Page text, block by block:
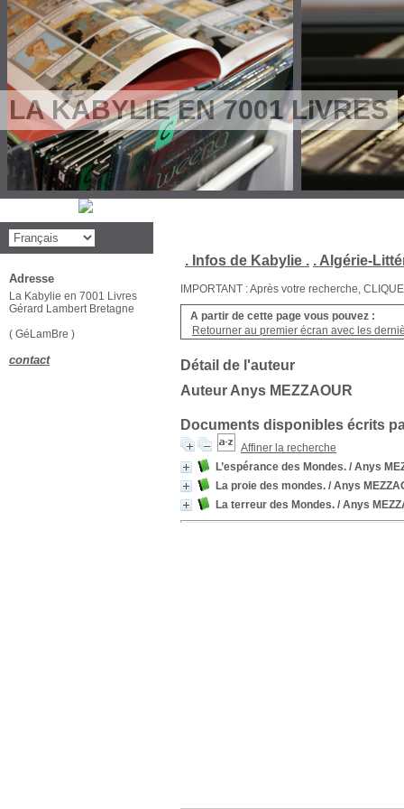
LA KABYLIE EN 7001 LIVRES
. Infos de Kabylie . . Algérie-
IMPORTANT : Après votre recherche,
A partir de cette page vous pouvez :
Retourner au premier écran avec les
Détail de l'auteur
Auteur Anys MEZZAOUR
Documents disponibles écrits
Affiner la recherche
L’espérance des Mondes. / Anys
La proie des mondes. / Anys
La terreur des Mondes. / Anys
Adresse
La Kabylie en 7001 Livres
Gérard Lambert Bretagne
( GéLamBre )
contact